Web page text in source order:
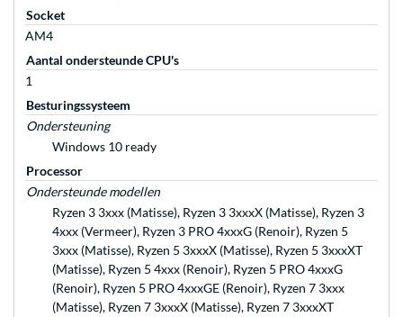
Socket
AM4
Aantal ondersteunde CPU's
1
Besturingssysteem
Ondersteuning
Windows 10 ready
Processor
Ondersteunde modellen
Ryzen 3 3xxx (Matisse), Ryzen 3 3xxxX (Matisse), Ryzen 3
4xxx (Vermeer), Ryzen 3 PRO 4xxxG (Renoir), Ryzen 5
3xxx (Matisse), Ryzen 5 3xxxX (Matisse), Ryzen 5 3xxxXT
(Matisse), Ryzen 5 4xxx (Renoir), Ryzen 5 PRO 4xxxG
(Renoir), Ryzen 5 PRO 4xxxGE (Renoir), Ryzen 7 3xxx
(Matisse), Ryzen 7 3xxxX (Matisse), Ryzen 7 3xxxXT